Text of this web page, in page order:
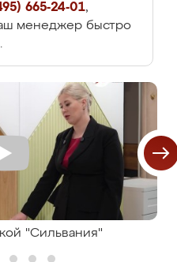
665-24-01,
менеджер быстро
"Сильвания"